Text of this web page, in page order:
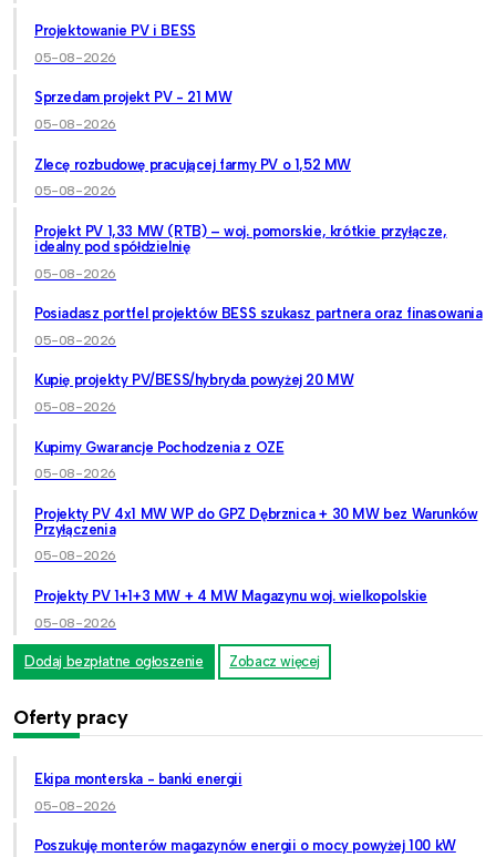
Projektowanie PV i BESS
05-08-2026
Sprzedam projekt PV - 21 MW
05-08-2026
Zlecę rozbudowę pracującej farmy PV o 1,52 MW
05-08-2026
Projekt PV 1,33 MW (RTB) – woj. pomorskie, krótkie przyłącze,
idealny pod spółdzielnię
05-08-2026
Posiadasz portfel projektów BESS szukasz partnera oraz finasowania
05-08-2026
Kupię projekty PV/BESS/hybryda powyżej 20 MW
05-08-2026
Kupimy Gwarancje Pochodzenia z OZE
05-08-2026
Projekty PV 4x1 MW WP do GPZ Dębrznica + 30 MW bez Warunków
Przyłączenia
05-08-2026
Projekty PV 1+1+3 MW + 4 MW Magazynu woj. wielkopolskie
05-08-2026
Dodaj bezpłatne ogłoszenie Zobacz więcej
Oferty pracy
Ekipa monterska - banki energii
05-08-2026
Poszukuję monterów magazynów energii o mocy powyżej 100 kW